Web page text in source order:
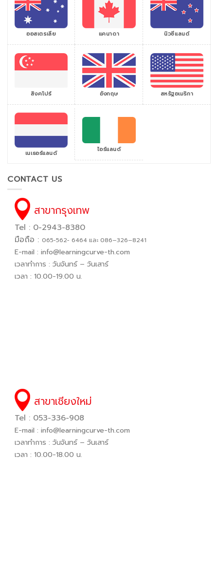
ออสเตรเลีย แคนาดา นิวซีแลนด์
สิงคโปร์ อังกฤษ สหรัฐอเมริกา
เนเธอร์แลนด์ ไอร์แลนด์
CONTACT US
สาขากรุงเทพ
Tel : 0-2943-8380
มือถือ : 065−562− 6464 และ 086–326–8241
E-mail : info@learningcurve-th.com
เวลาทำการ : วันจันทร์ – วันเสาร์
เวลา : 10.00-19.00 น.
สาขาเชียงใหม่
Tel : 053-336-908
E-mail : info@learningcurve-th.com
เวลาทำการ : วันจันทร์ – วันเสาร์
เวลา : 10.00-18.00 น.